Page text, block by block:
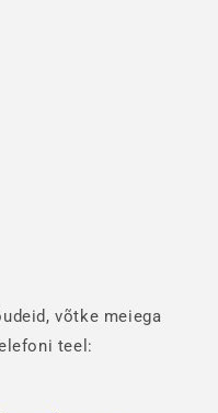
võtke meiega
teel: